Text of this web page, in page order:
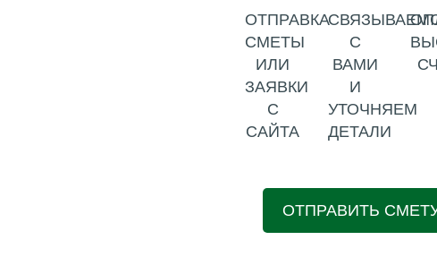
ОТПРАВКА
СМЕТЫ
ИЛИ
ЗАЯВКИ
С
САЙТА
С
ВАМИ
И
УТОЧНЯЕМ
ДЕТАЛИ
ОТПРАВИТЬ